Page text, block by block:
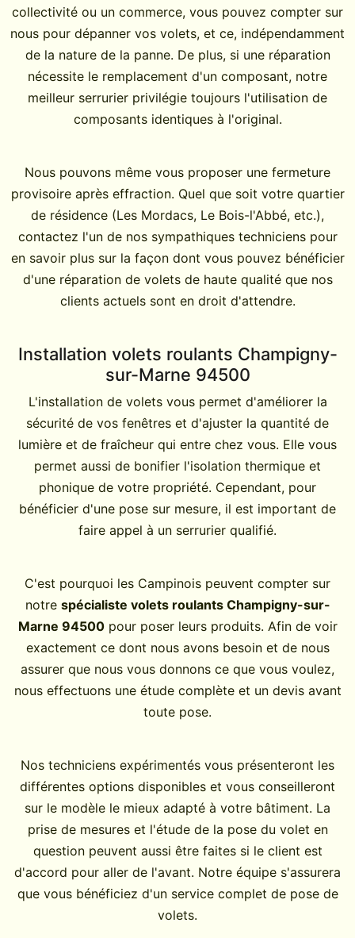
collectivité ou un commerce, vous pouvez compter sur
nous pour dépanner vos volets, et ce, indépendamment
de la nature de la panne. De plus, si une réparation
nécessite le remplacement d'un composant, notre
meilleur serrurier privilégie toujours l'utilisation de
composants identiques à l'original.
Nous pouvons même vous proposer une fermeture
provisoire après effraction. Quel que soit votre quartier
de résidence (Les Mordacs, Le Bois-l'Abbé, etc.),
contactez l'un de nos sympathiques techniciens pour
en savoir plus sur la façon dont vous pouvez bénéficier
d'une réparation de volets de haute qualité que nos
clients actuels sont en droit d'attendre.
Installation volets roulants Champigny-
sur-Marne 94500
L'installation de volets vous permet d'améliorer la
sécurité de vos fenêtres et d'ajuster la quantité de
lumière et de fraîcheur qui entre chez vous. Elle vous
permet aussi de bonifier l'isolation thermique et
phonique de votre propriété. Cependant, pour
bénéficier d'une pose sur mesure, il est important de
faire appel à un serrurier qualifié.
C'est pourquoi les Campinois peuvent compter sur
notre spécialiste volets roulants Champigny-sur-
Marne 94500pour poser leurs produits. Afin de voir
exactement ce dont nous avons besoin et de nous
assurer que nous vous donnons ce que vous voulez,
nous effectuons une étude complète et un devis avant
toute pose.
Nos techniciens expérimentés vous présenteront les
différentes options disponibles et vous conseilleront
sur le modèle le mieux adapté à votre bâtiment. La
prise de mesures et l'étude de la pose du volet en
question peuvent aussi être faites si le client est
d'accord pour aller de l'avant. Notre équipe s'assurera
que vous bénéficiez d'un service complet de pose de
volets.